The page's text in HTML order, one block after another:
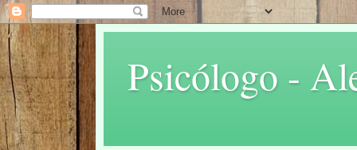
Psicólogo -